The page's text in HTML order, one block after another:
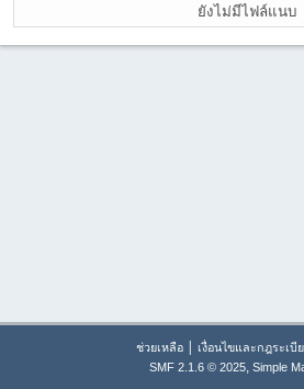
ยังไม่มีไฟล์แนบ
ช่วยเหลือ| เงื่อนไขและกฎระเบี
SMF 2.1.6 © 2025, Simple